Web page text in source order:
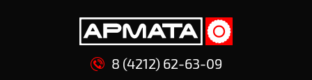
8 (4212) 62-63-09